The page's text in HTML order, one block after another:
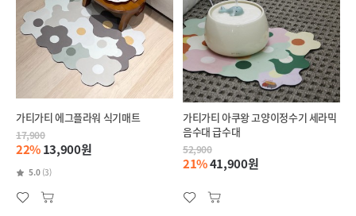
가티가티 에그플라워 식기매트
17,900
22%13,900원
5.0 (3)
가티가티 아쿠왕 고양이정수기 세라믹
음수대 급수대
52,900
21%41,900원